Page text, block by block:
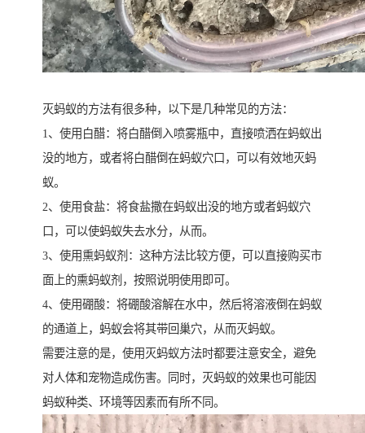
灭蚂蚁的方法有很多种，以下是几种常见的方法：
1、使用白醋：将白醋倒入喷雾瓶中，直接喷洒在蚂蚁出
没的地方，或者将白醋倒在蚂蚁穴口，可以有效地灭蚂
蚁。
2、使用食盐：将食盐撒在蚂蚁出没的地方或者蚂蚁穴
口，可以使蚂蚁失去水分，从而。
3、使用熏蚂蚁剂：这种方法比较方便，可以直接购买市
面上的熏蚂蚁剂，按照说明使用即可。
4、使用硼酸：将硼酸溶解在水中，然后将溶液倒在蚂蚁
的通道上，蚂蚁会将其带回巢穴，从而灭蚂蚁。
需要注意的是，使用灭蚂蚁方法时都要注意安全，避免
对人体和宠物造成伤害。同时，灭蚂蚁的效果也可能因
蚂蚁种类、环境等因素而有所不同。